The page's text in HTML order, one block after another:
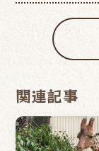
関連記事